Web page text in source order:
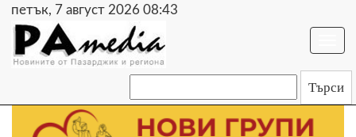
петък, 7 август 2026 08:43